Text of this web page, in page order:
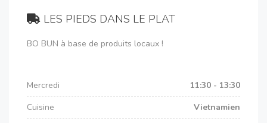
LES PIEDS DANS LE PLAT
BO BUN à base de produits locaux !
Mercredi
11:30 - 13:30
Cuisine
Vietnamien